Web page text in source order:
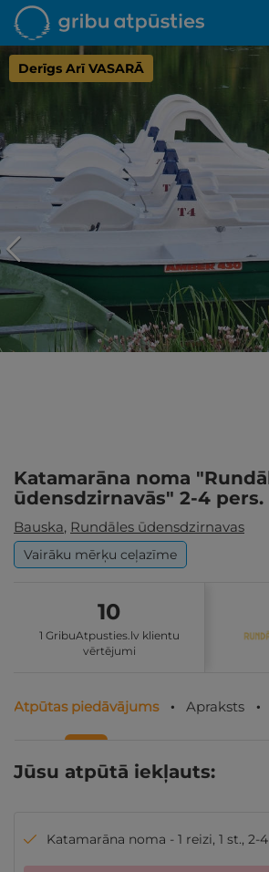
Derīgs Arī VASARĀ
Iepatikās šis
Līdz brīnišķīgai atpūtai atlikuši
PĒRKU
Katamarāna noma
ūdensdzirnavās" 2-4 pers.
Bauska, Rundāles ūdensdzirnavas
Vairāku mērķu ceļazīme
10
1 GribuAtpusties.lv klientu
vērtējumi
Atpūtas piedāvājums Apraksts
Jūsu atpūtā iekļauts:
Katamarāna noma - 1 reizi, 1 st., 2-